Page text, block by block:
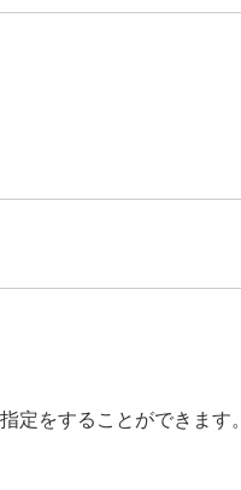
定をすることができます。